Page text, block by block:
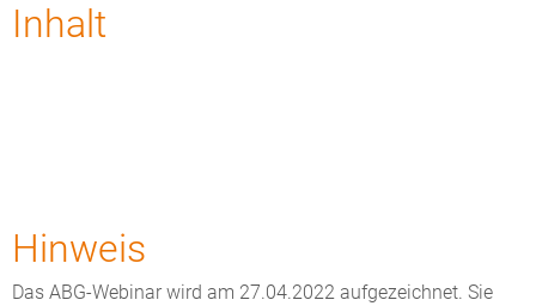
Inhalt
Hinweis
Das ABG-Webinar wird am 27.04.2022 aufgezeichnet. Sie